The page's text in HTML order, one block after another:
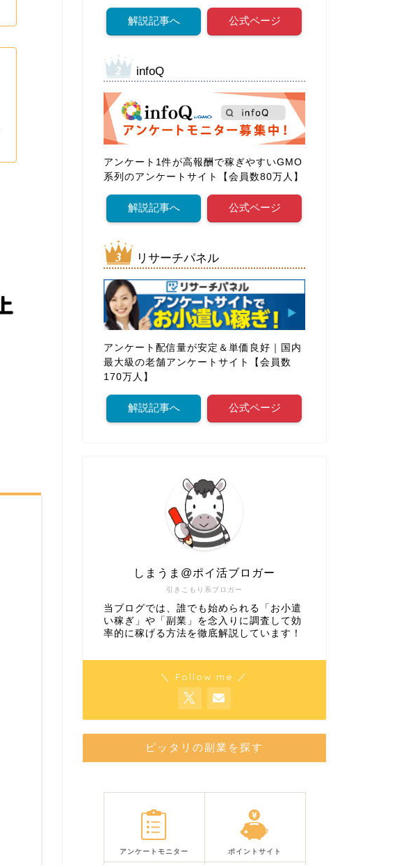
解説記事へ 公式ページ
infoQ
アンケート1件が高報酬で稼ぎやすいGMO
系列のアンケートサイト【会員数80万人】
解説記事へ 公式ページ
リサーチパネル
アンケート配信量が安定＆単価良好｜国内
最大級の老舗アンケートサイト【会員数
170万人】
解説記事へ 公式ページ
引きこもり系ブロガー
しまうま@ポイ活ブロガー
当ブログでは、誰でも始められる「お小遣
い稼ぎ」や「副業」を念入りに調査して効
率的に稼げる方法を徹底解説しています！
＼ Follow me ／
ピッタリの副業を探す
アンケートモニター ポイントサイト